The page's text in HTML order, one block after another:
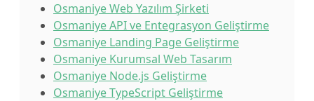
Osmaniye Web Yazılım Şirketi
Osmaniye API ve Entegrasyon Geliştirme
Osmaniye Landing Page Geliştirme
Osmaniye Kurumsal Web Tasarım
Osmaniye Node.js Geliştirme
Osmaniye TypeScript Geliştirme